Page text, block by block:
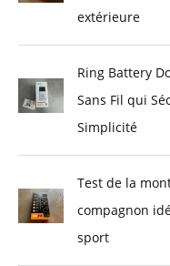
extérieure
Ring Battery
Sans Fil qui
Simplicité
Test de la
compagnon
sport